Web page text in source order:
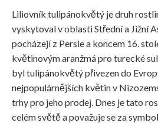
Liliovník tulipánokvětý je druh
vyskytoval v oblasti Střední a Jižní
pocházejí z Persie a koncem 16.
květinovým aranžmá pro turecké
byl tulipánokvětý přivezen do
nejpopulárnějších květin v
trhy pro jeho prodej. Dnes je tato
celém světě a považuje se za